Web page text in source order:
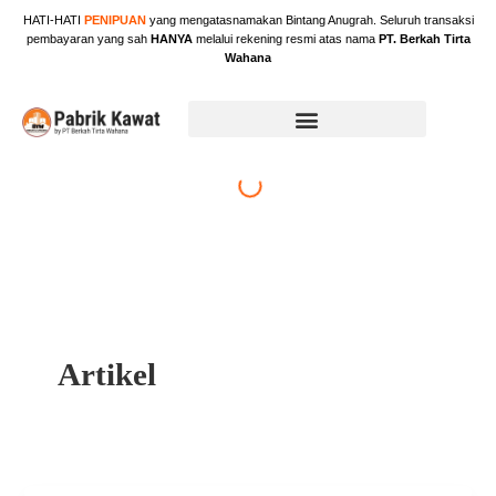
HATI-HATI PENIPUANyang mengatasnamakan Bintang Anugrah. Seluruh transaksi
pembayaran yang sah HANYAmelalui rekening resmi atas nama PT. Berkah Tirta
Wahana
Artikel